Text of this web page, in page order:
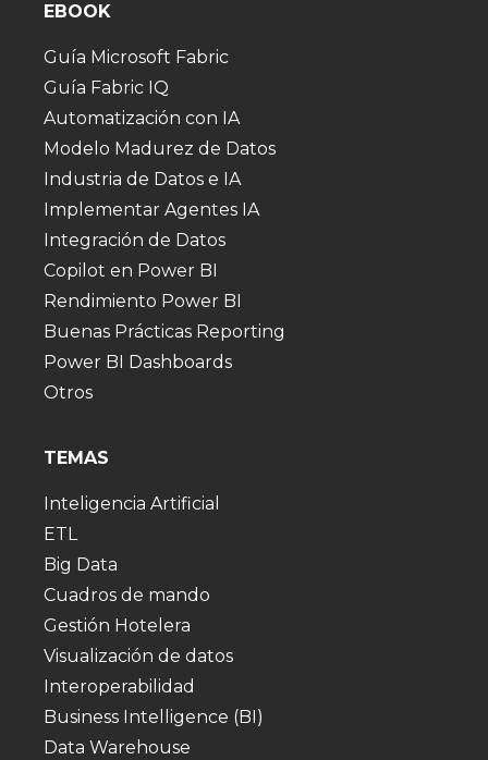
EBOOK
Guía Microsoft Fabric
Guía Fabric IQ
Automatización con IA
Modelo Madurez de Datos
Industria de Datos e IA
Implementar Agentes IA
Integración de Datos
Copilot en Power BI
Rendimiento Power BI
Buenas Prácticas Reporting
Power BI Dashboards
Otros
TEMAS
Inteligencia Artificial
ETL
Big Data
Cuadros de mando
Gestión Hotelera
Visualización de datos
Interoperabilidad
Business Intelligence (BI)
Data Warehouse